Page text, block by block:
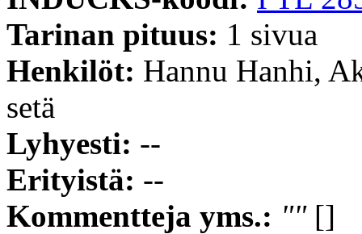
Tarinan pituus: 1 sivua
Henkilöt: Hannu Hanhi,
setä
Lyhyesti: --
Erityistä: --
Kommentteja yms.: ""[]